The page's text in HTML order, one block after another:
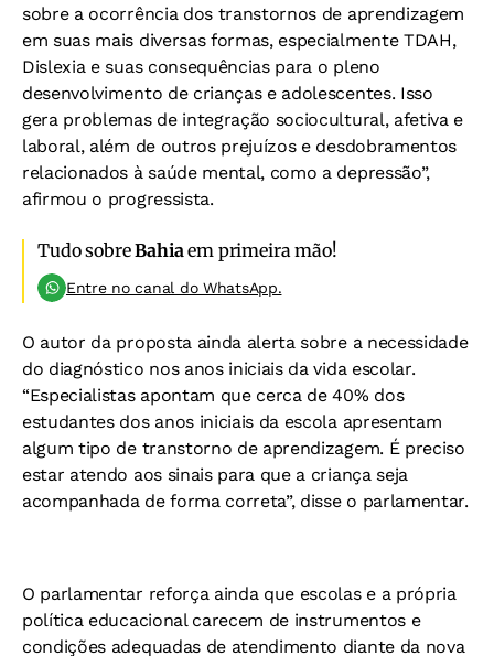
sobre a ocorrência dos transtornos de aprendizagem
em suas mais diversas formas, especialmente TDAH,
Dislexia e suas consequências para o pleno
desenvolvimento de crianças e adolescentes. Isso
gera problemas de integração sociocultural, afetiva e
laboral, além de outros prejuízos e desdobramentos
relacionados à saúde mental, como a depressão”,
afirmou o progressista.
Tudo sobreBahiaem primeira mão!
Entre no canal do WhatsApp.
O autor da proposta ainda alerta sobre a necessidade
do diagnóstico nos anos iniciais da vida escolar.
“Especialistas apontam que cerca de 40% dos
estudantes dos anos iniciais da escola apresentam
algum tipo de transtorno de aprendizagem. É preciso
estar atendo aos sinais para que a criança seja
acompanhada de forma correta”, disse o parlamentar.
O parlamentar reforça ainda que escolas e a própria
política educacional carecem de instrumentos e
condições adequadas de atendimento diante da nova